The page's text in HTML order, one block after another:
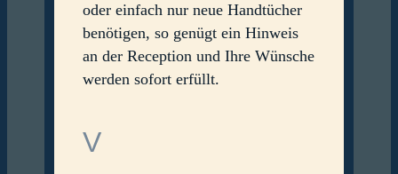
oder einfach nur neue Handtücher
benötigen, so genügt ein Hinweis
an der Reception und Ihre Wünsche
werden sofort erfüllt.
V